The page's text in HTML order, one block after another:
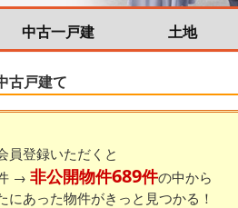
中古一戸建 土地
古戸建て
員登録いただくと
→ 非公開物件689件の中から
にあった物件がきっと見つかる！